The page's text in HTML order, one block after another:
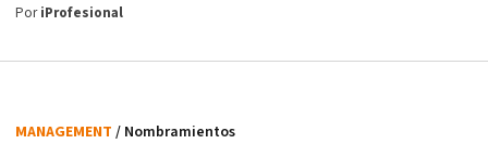
PoriProfesional
MANAGEMENT / Nombramientos